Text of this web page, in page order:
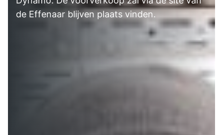
de Effenaar blijven plaats vinden.